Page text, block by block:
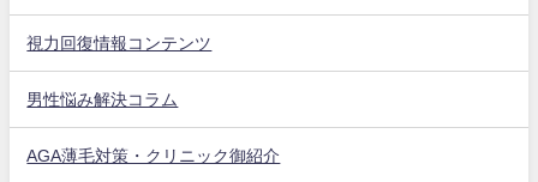
視力回復情報コンテンツ
男性悩み解決コラム
AGA薄毛対策・クリニック御紹介